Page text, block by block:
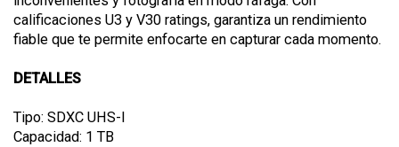
calificaciones U3 y V30 ratings, garantiza un rendimiento
fiable que te permite enfocarte en capturar cada momento.
DETALLES
Tipo: SDXC UHS-I
Capacidad: 1 TB